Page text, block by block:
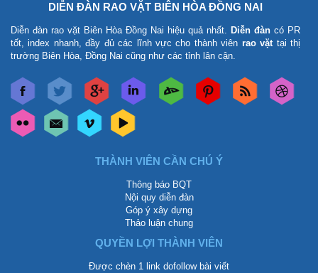
DIỄN ĐÀN RAO VẶT BIÊN HÒA ĐỒNG NAI
Diễn đàn rao vặt Biên Hòa Đồng Nai hiệu quả nhất. Diễn đàn có PR
tốt, index nhanh, đầy đủ các lĩnh vực cho thành viên rao vặttại thị
trường Biên Hòa, Đồng Nai cũng như các tỉnh lân cận.
THÀNH VIÊN CẦN CHÚ Ý
Thông báo BQT
Nội quy diễn đàn
Góp ý xây dựng
Thảo luận chung
QUYỀN LỢI THÀNH VIÊN
Được chèn 1 link dofollow bài viết